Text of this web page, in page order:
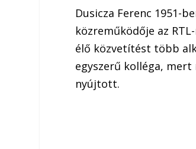
Dusicza Ferenc 1951-
közreműködője az
élő közvetítést több
egyszerű kolléga,
nyújtott.